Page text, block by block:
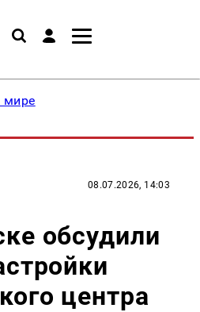
мире
08.07.2026, 14:03
обсудили
центра